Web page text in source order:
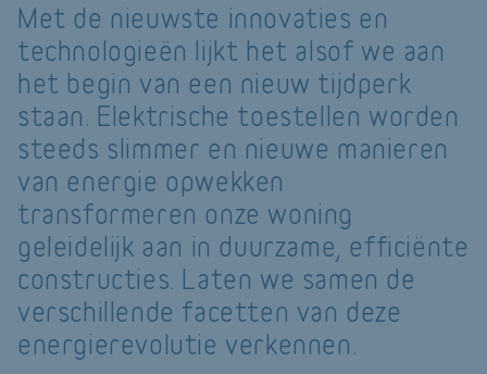
Met de nieuwste innovaties en
technologieën lijkt het alsof we aan
het begin van een nieuw tijdperk
staan. Elektrische toestellen worden
steeds slimmer en nieuwe manieren
van energie opwekken
transformeren onze woning
geleidelijk aan in duurzame, efficiënte
constructies. Laten we samen de
verschillende facetten van deze
energierevolutie verkennen.